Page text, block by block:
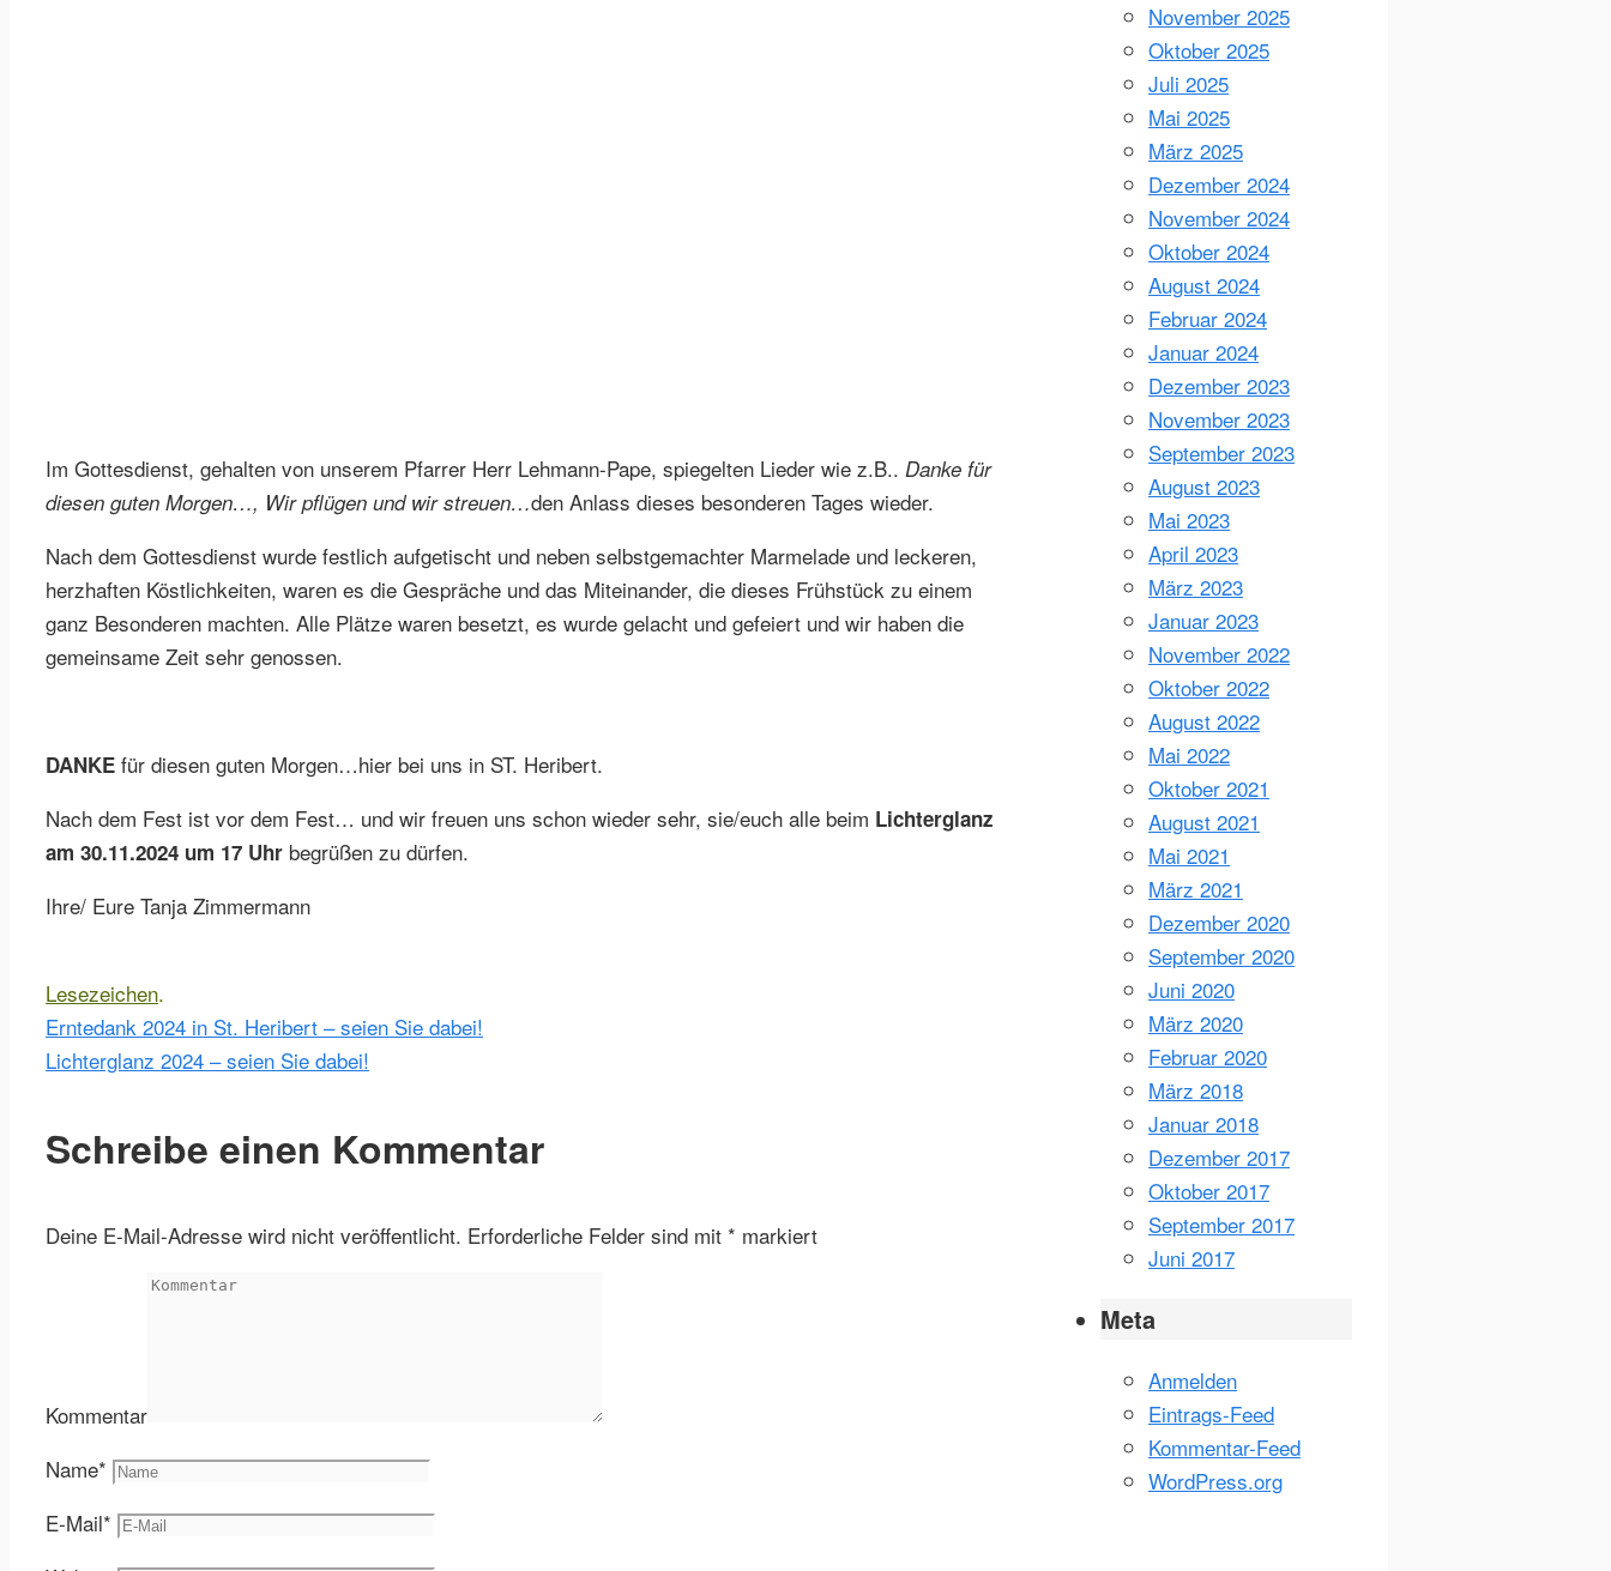
Im Gottesdienst, gehalten von unserem Pfarrer Herr Lehmann-Pape, spiegelten Lieder wie z.B.. Danke für
diesen guten Morgen…, Wir pflügen und wir streuen…den Anlass dieses besonderen Tages wieder.
Nach dem Gottesdienst wurde festlich aufgetischt und neben selbstgemachter Marmelade und leckeren,
herzhaften Köstlichkeiten, waren es die Gespräche und das Miteinander, die dieses Frühstück zu einem
ganz Besonderen machten. Alle Plätze waren besetzt, es wurde gelacht und gefeiert und wir haben die
gemeinsame Zeit sehr genossen.
DANKE für diesen guten Morgen…hier bei uns in ST. Heribert.
Nach dem Fest ist vor dem Fest… und wir freuen uns schon wieder sehr, sie/euch alle beim Lichterglanz
am 30.11.2024 um 17 Uhr begrüßen zu dürfen.
Ihre/ Eure Tanja Zimmermann
Lesezeichen.
Erntedank 2024 in St. Heribert – seien Sie dabei!
Lichterglanz 2024 – seien Sie dabei!
Schreibe einen Kommentar
Deine E-Mail-Adresse wird nicht veröffentlicht. Erforderliche Felder sind mit * markiert
Kommentar
Name*
E-Mail*
November 2025
Oktober 2025
Juli 2025
Mai 2025
März 2025
Dezember 2024
November 2024
Oktober 2024
August 2024
Februar 2024
Januar 2024
Dezember 2023
November 2023
September 2023
August 2023
Mai 2023
April 2023
März 2023
Januar 2023
November 2022
Oktober 2022
August 2022
Mai 2022
Oktober 2021
August 2021
Mai 2021
März 2021
Dezember 2020
September 2020
Juni 2020
März 2020
Februar 2020
März 2018
Januar 2018
Dezember 2017
Oktober 2017
September 2017
Juni 2017
Meta
Anmelden
Eintrags-Feed
Kommentar-Feed
WordPress.org